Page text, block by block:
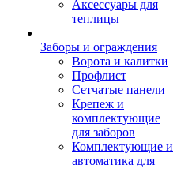
Аксессуары для
теплицы
Заборы и ограждения
Ворота и калитки
Профлист
Сетчатые панели
Крепеж и
комплектующие
для заборов
Комплектующие и
автоматика для